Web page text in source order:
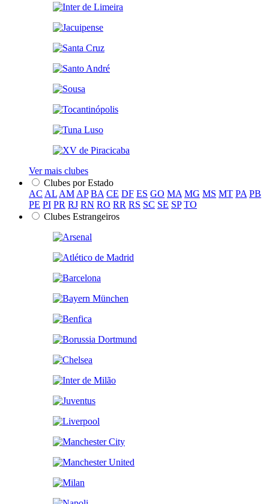
Ver mais clubes
Clubes por Estado
AC AL AM AP BA CE DF ES GO MA MG MS MT PA PB
PE PI PR RJ RN RO RR RS SC SE SP TO
Clubes Estrangeiros